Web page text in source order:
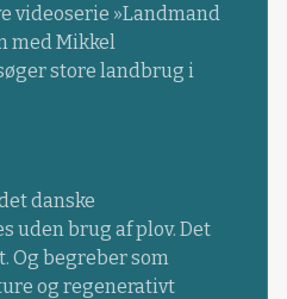
videoserie »Landmand
med Mikkel
store landbrug i
danske
uden brug af plov. Det
Og begreber som
og regenerativt